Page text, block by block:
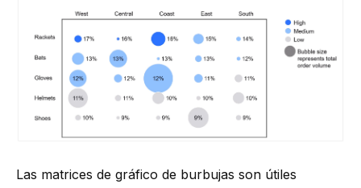
Las matrices de gráfico de burbujas son útiles